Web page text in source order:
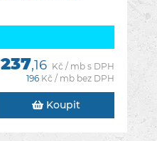
237,16 Kč / mb s DPH
196 Kč / mb bez DPH
Koupit